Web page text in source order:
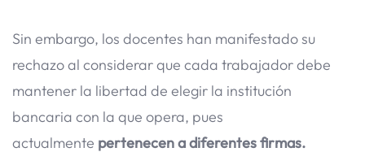
Sin embargo, los docentes han manifestado su
rechazo al considerar que cada trabajador debe
mantener la libertad de elegir la institución
bancaria con la que opera, pues
actualmente pertenecen a diferentes firmas.